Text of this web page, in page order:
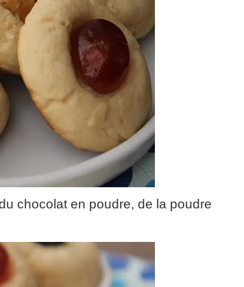
chocolat en poudre, de la poudre